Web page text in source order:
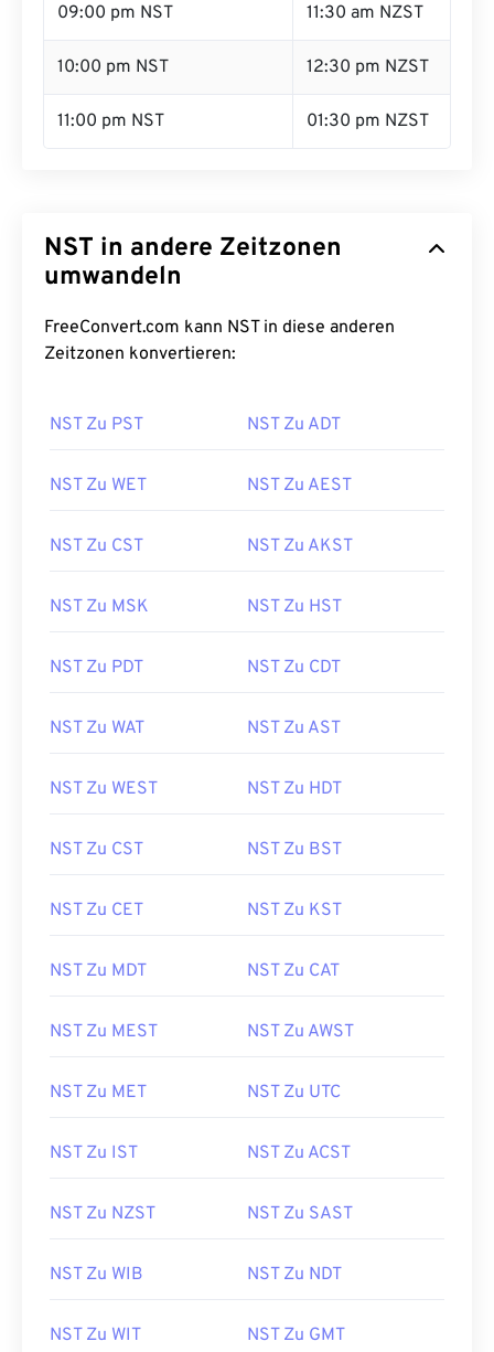
09:00 pm NST 11:30 am NZST
10:00 pm NST 12:30 pm NZST
11:00 pm NST 01:30 pm NZST
NST in andere Zeitzonen
umwandeln
FreeConvert.com kann NST in diese anderen
Zeitzonen konvertieren:
NST Zu PST NST Zu ADT
NST Zu WET NST Zu AEST
NST Zu CST NST Zu AKST
NST Zu MSK NST Zu HST
NST Zu PDT NST Zu CDT
NST Zu WAT NST Zu AST
NST Zu WEST NST Zu HDT
NST Zu CST NST Zu BST
NST Zu CET NST Zu KST
NST Zu MDT NST Zu CAT
NST Zu MEST NST Zu AWST
NST Zu MET NST Zu UTC
NST Zu IST NST Zu ACST
NST Zu NZST NST Zu SAST
NST Zu WIB NST Zu NDT
NST Zu WIT NST Zu GMT